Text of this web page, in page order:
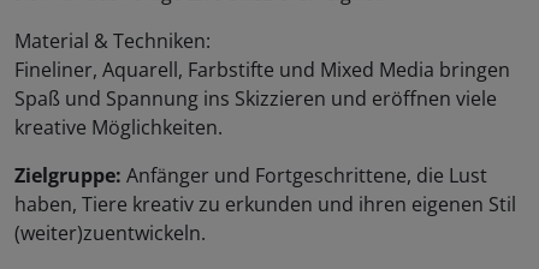
Material & Techniken:
Fineliner, Aquarell, Farbstifte und Mixed Media bringen
Spaß und Spannung ins Skizzieren und eröffnen viele
kreative Möglichkeiten.
Zielgruppe: Anfänger und Fortgeschrittene, die Lust
haben, Tiere kreativ zu erkunden und ihren eigenen Stil
(weiter)zuentwickeln.